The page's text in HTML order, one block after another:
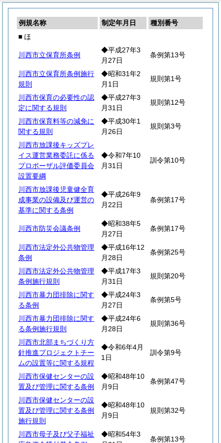
例規名称 制定年月日
種別番号
■ ほ
川西市立保育所条例
◆平成27年3
月27日
条例第13号
川西市立保育所条例施行
規則
◆昭和31年2
月1日
規則第1号
川西市保育の必要性の認
定に関する規則
◆平成27年3
月31日
規則第12号
川西市保育料等の減免に
関する規則
◆平成30年1
月26日
規則第3号
川西市放課後キッズプレ
イス運営業務委託に係る
プロポーザル評価委員会
設置要綱
◆令和7年10
月31日
訓令第10号
川西市放課後児童健全育
成事業の設備及び運営の
基準に関する条例
◆平成26年9
月22日
条例第17号
川西市防災会議条例
◆昭和38年5
月27日
条例第17号
川西市法定外公共物管理
条例
◆平成16年12
月28日
条例第25号
川西市法定外公共物管理
条例施行規則
◆平成17年3
月31日
規則第20号
川西市暴力団排除に関す
る条例
◆平成24年3
月27日
条例第5号
川西市暴力団排除に関す
る条例施行規則
◆平成24年6
月28日
規則第36号
川西市北部まちづくり方
針推進プロジェクトチー
ムの設置等に関する規程
◆令和6年4月
1日
訓令第9号
川西市保健センターの設
置及び管理に関する条例
◆昭和48年10
月9日
条例第47号
川西市保健センターの設
置及び管理に関する条例
施行規則
◆昭和48年10
月9日
規則第32号
川西市母子及び父子福祉
◆昭和54年3
条例第13号